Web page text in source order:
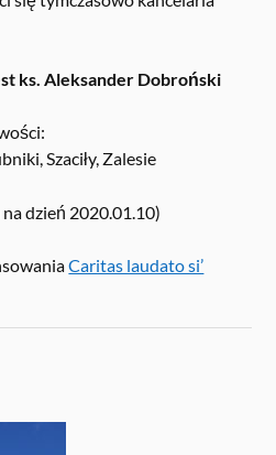
ks. Aleksander Dobroński
Szaciły, Zalesie
dzień 2020.01.10)
Caritas laudato si’